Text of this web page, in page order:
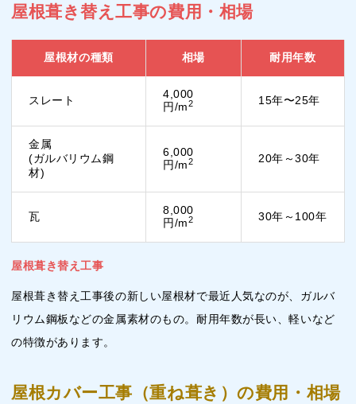
屋根葺き替え工事の費用・相場
屋根材の種類 相場 耐用年数
スレート
4,000
円/m2 15年〜25年
金属
(ガルバリウム鋼
材)
6,000
円/m2 20年～30年
瓦
8,000
円/m2 30年～100年
屋根葺き替え工事
屋根葺き替え工事後の新しい屋根材で最近人気なのが、ガルバ
リウム鋼板などの金属素材のもの。耐用年数が長い、軽いなど
の特徴があります。
屋根カバー工事（重ね葺き）の費用・相場